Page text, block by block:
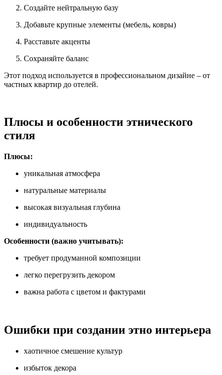
Создайте нейтральную базу
Добавьте крупные элементы (мебель, ковры)
Расставьте акценты
Сохраняйте баланс
Этот подход используется в профессиональном дизайне – от
частных квартир до отелей.
Плюсы и особенности этнического
стиля
Плюсы:
уникальная атмосфера
натуральные материалы
высокая визуальная глубина
индивидуальность
Особенности (важно учитывать):
требует продуманной композиции
легко перегрузить декором
важна работа с цветом и фактурами
Ошибки при создании этно интерьера
хаотичное смешение культур
избыток декора